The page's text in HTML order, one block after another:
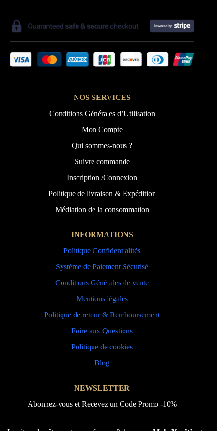
NOS SERVICES
Conditions Générales d’Utilisation
Mon Compte
Qui sommes-nous ?
Suivre commande
Inscription /Connexion
Politique de livraison & Expédition
Médiation de la consommation
INFORMATIONS
Politique Confidentialités
Système de Paiement Sécurisé
Conditions Générales de vente
Mentions légales
Politique de retour & Remboursement
Foire aux Questions
Politique de cookies
Blog
NEWSLETTER
Abonnez-vous et Recevez un Code Promo -10%